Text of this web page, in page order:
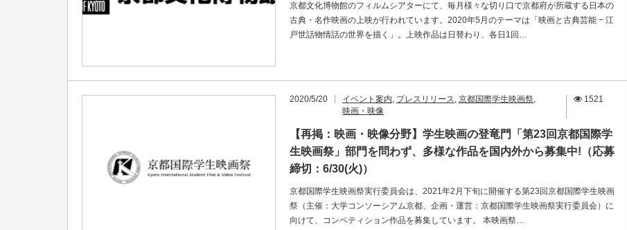
京都文化博物館のフィルムシアターにて、毎月様々な切り口で京都府が所蔵する日本の
古典・名作映画の上映が行われています。2020年5月のテーマは「映画と古典芸能 − 江
戸世話物情話の世界を描く」。上映作品は日替わり、各日1回…
2020/5/20 イベント案内, プレスリリース, 京都国際学生映画祭,
映画・映像
1521
【再掲：映画・映像分野】学生映画の登竜門「第23回京都国際学
生映画祭」部門を問わず、多様な作品を国内外から募集中!（応募
締切：6/30(火)）
京都国際学生映画祭実行委員会は、2021年2月下旬に開催する第23回京都国際学生映画
祭（主催：大学コンソーシアム京都、企画・運営：京都国際学生映画祭実行委員会）に
向けて、コンペティション作品を募集しています。 本映画祭…